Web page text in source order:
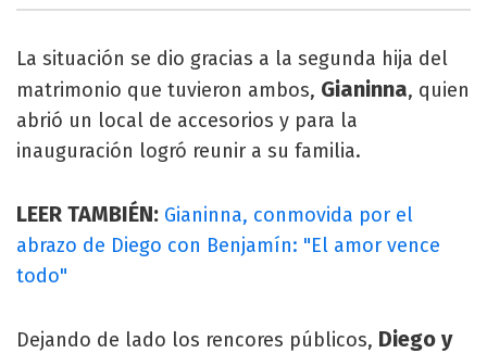
La situación se dio gracias a la segunda hija del
matrimonio que tuvieron ambos, Gianinna, quien
abrió un local de accesorios y para la
inauguración logró reunir a su familia.
LEER TAMBIÉN: Gianinna, conmovida por el
abrazo de Diego con Benjamín: "El amor vence
todo"
Dejando de lado los rencores públicos, Diego y